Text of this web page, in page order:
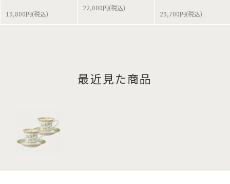
19,800円(税込)
22,000円(税込)
29,700円(税込)
最近見た商品